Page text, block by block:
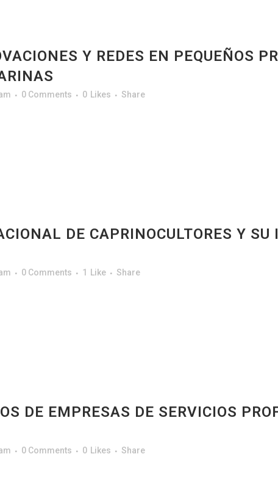
Y REDES EN PEQUEÑOS
0 Comments 0 Likes Share
DE CAPRINOCULTORES Y
0 Comments 1 Like Share
DE EMPRESAS DE SERVICIOS
0 Comments 0 Likes Share